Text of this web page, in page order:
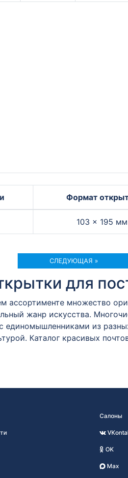
Формат
103 × 195 мм
СЛЕДУЮЩАЯ »
для
ассортименте множество
жанр искусства.
из
Каталог красивых
Салоны
OK
Max